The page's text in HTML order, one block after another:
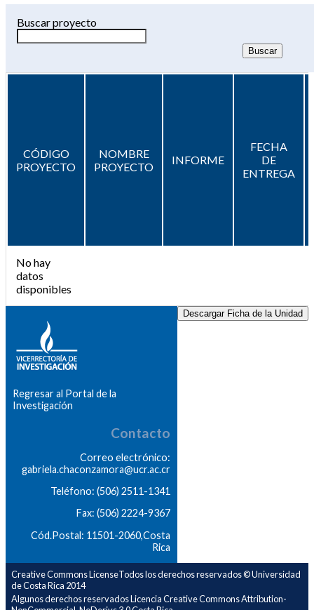
Buscar proyecto
CÓDIGO
PROYECTO
NOMBRE
PROYECTO
INFORME
FECHA
DE
ENTREGA
No hay
datos
disponibles
Descargar Ficha de la Unidad
Regresar al Portal de la
Investigación
Contacto
Correo electrónico:
gabriela.chaconzamora@ucr.ac.cr
Teléfono: (506) 2511-1341
Fax: (506) 2224-9367
Cód.Postal: 11501-2060,Costa
Rica
Creative Commons LicenseTodos los derechos reservados © Universidad
de Costa Rica 2014
Algunos derechos reservados Licencia Creative Commons Attribution-